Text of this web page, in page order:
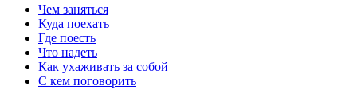
Чем заняться
Куда поехать
Где поесть
Что надеть
Как ухаживать за собой
С кем поговорить